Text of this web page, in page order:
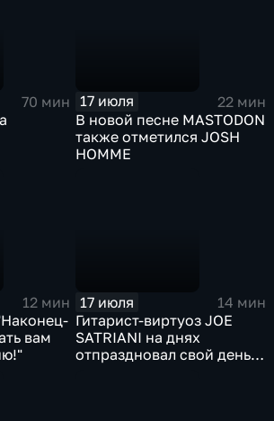
70 мин
17 июля
22 мин
В новой песне MASTODON
также отметился JOSH
HOMME
12 мин
вам
17 июля
14 мин
Гитарист-виртуоз JOE
SATRIANI на днях
отпраздновал свой день